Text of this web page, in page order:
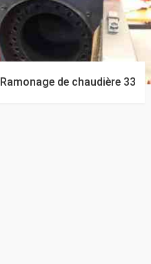
Ramonage de chaudière 33